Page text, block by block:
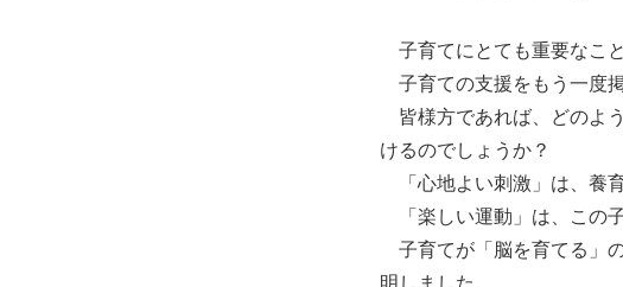
子育てにとても重要なこ
子育ての支援をもう一度掲
皆様方であれば、どのよ
けるのでしょうか？
「心地よい刺激」は、養
「楽しい運動」は、この
子育てが「脳を育てる」